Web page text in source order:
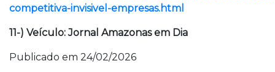
competitiva-invisivel-empresas.html
11-) Veículo: Jornal Amazonas em Dia
Publicado em 24/02/2026